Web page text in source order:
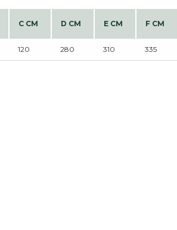
C CM D CM E CM F CM
120 280 310 335